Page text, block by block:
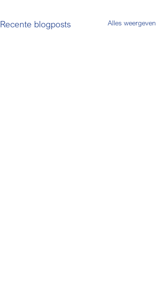
Recente blogposts Alles weergeven